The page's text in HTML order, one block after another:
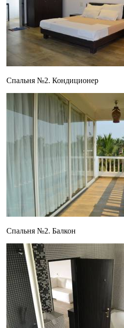
Спальня №2. Кондиционер
Спальня №2. Балкон